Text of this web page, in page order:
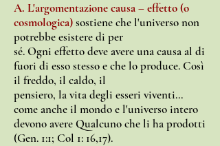
A. L'argomentazione causa – effetto (o
cosmologica)sostiene che l'universo non
potrebbe esistere di per
sé. Ogni effetto deve avere una causa al di
fuori di esso stesso e che lo produce. Così
il freddo, il caldo, il
pensiero, la vita degli esseri viventi...
come anche il mondo e l'universo intero
devono avere Qualcuno che li ha prodotti
(Gen. 1:1; Col 1: 16,17).